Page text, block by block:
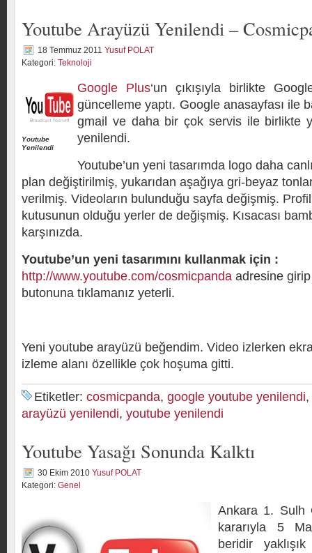
Youtube Arayüzü Yenilendi –
18 Temmuz 2011 Yusuf POLAT
Kategori: Teknoloji
Youtube
Yenilendi
Google Plus‘un çıkışıyla birlikte
güncelleme yaptı. Google anasayfası ile
gmail ve daha bir çok servis ile birlikte
yenilendi.
Youtube’un yeni tasarımda logo daha
plan değiştirilmiş, yukarıdan aşağıya gri-beyaz
verilmiş. Videoların bulunduğu sayfa değişmiş.
kutusunun olduğu yerler de değişmiş. Kısacası
karşınızda.
Youtube’un yeni tasarımını kullanmak için :
http://www.youtube.com/cosmicpanda adresine
butonuna tıklamanız yeterli.
Yeni youtube arayüzü beğendim. Video izlerken
izleme alanı özellikle çok hoşuma gitti.
Etiketler: cosmicpanda, google youtube yenilendi,
arayüzü yenilendi, youtube yenilendi
Youtube Yasağı Sonunda Kalktı
30 Ekim 2010 Yusuf POLAT
Kategori: Genel
Ankara 1. Sulh
kararıyla 5
beridir